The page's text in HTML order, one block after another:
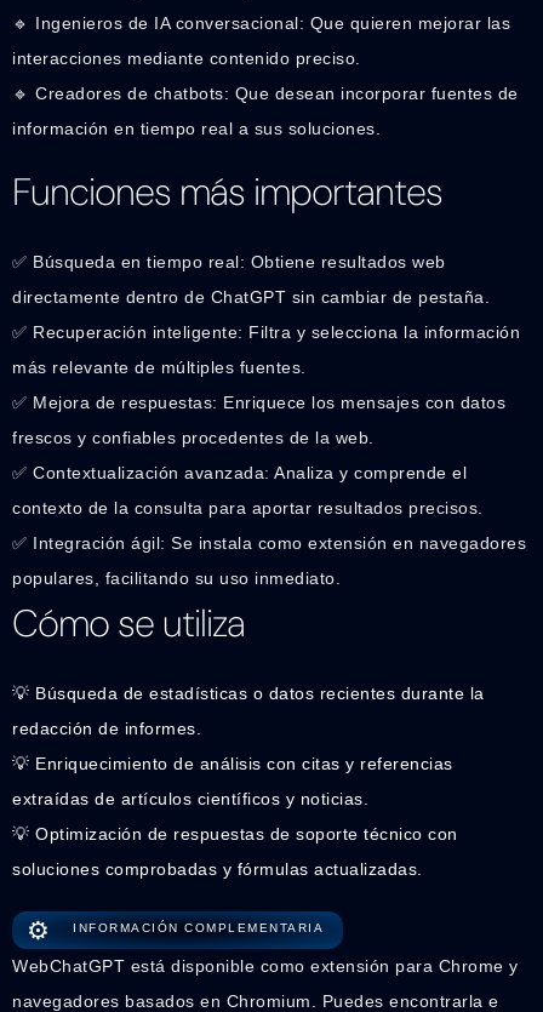
🔹 Ingenieros de IA conversacional: Que quieren mejorar las
interacciones mediante contenido preciso.
🔹 Creadores de chatbots: Que desean incorporar fuentes de
información en tiempo real a sus soluciones.
Funciones más importantes
✅ Búsqueda en tiempo real: Obtiene resultados web
directamente dentro de ChatGPT sin cambiar de pestaña.
✅ Recuperación inteligente: Filtra y selecciona la información
más relevante de múltiples fuentes.
✅ Mejora de respuestas: Enriquece los mensajes con datos
frescos y confiables procedentes de la web.
✅ Contextualización avanzada: Analiza y comprende el
contexto de la consulta para aportar resultados precisos.
✅ Integración ágil: Se instala como extensión en navegadores
populares, facilitando su uso inmediato.
Cómo se utiliza
💡 Búsqueda de estadísticas o datos recientes durante la
redacción de informes.
💡 Enriquecimiento de análisis con citas y referencias
extraídas de artículos científicos y noticias.
💡 Optimización de respuestas de soporte técnico con
soluciones comprobadas y fórmulas actualizadas.
⚙️ INFORMACIÓN COMPLEMENTARIA
WebChatGPT está disponible como extensión para Chrome y
navegadores basados en Chromium. Puedes encontrarla e